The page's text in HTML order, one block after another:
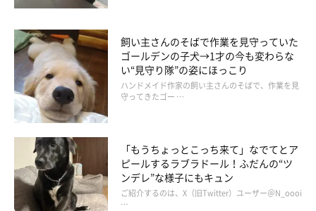
トイレトレーを「安全地帯」だと思っている様子のもち吉くん
そんなもち吉くんは、賢い一面もあるのだそう。もち吉くんはハ
ーネスをつけられるのが苦手だそうなのですが、それから逃れる
ためなのか、いつも決まった行動を見せるのだそうです。
飼い主さん：
「散歩に行くようになって、しばらくした頃のことです。飼い主
が散歩の準備でハーネスを持ったときに、もち吉がトイレトレー
でオシッコをしたので、オシッコができたことを褒めたことがあ
飼い主さんのそばで作業を見守っていた
ゴールデンの子犬→1才の今も変わらな
い“見守り隊”の姿にほっこり
ハンドメイド作家の飼い主さんのそばで、作業を見
守ってきたゴー …
「もうちょっとこっち来て」なでてとア
ピールするラブラドール！ふだんの“ツ
ンデレ”な様子にもキュン
ご紹介するのは、X（旧Twitter）ユーザー＠N_oooi
…